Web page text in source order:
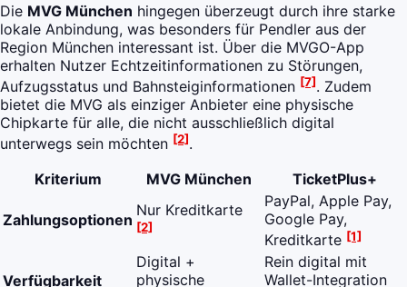
Die MVG München hingegen überzeugt durch ihre starke
lokale Anbindung, was besonders für Pendler aus der
Region München interessant ist. Über die MVGO-App
erhalten Nutzer Echtzeitinformationen zu Störungen,
Aufzugsstatus und Bahnsteiginformationen [7]. Zudem
bietet die MVG als einziger Anbieter eine physische
Chipkarte für alle, die nicht ausschließlich digital
unterwegs sein möchten [2].
Kriterium
MVG München TicketPlus+
Zahlungsoptionen
Nur Kreditkarte
[2]
PayPal, Apple Pay,
Google Pay,
Kreditkarte [1]
Verfügbarkeit
Digital +
physische
Rein digital mit
Wallet-Integration